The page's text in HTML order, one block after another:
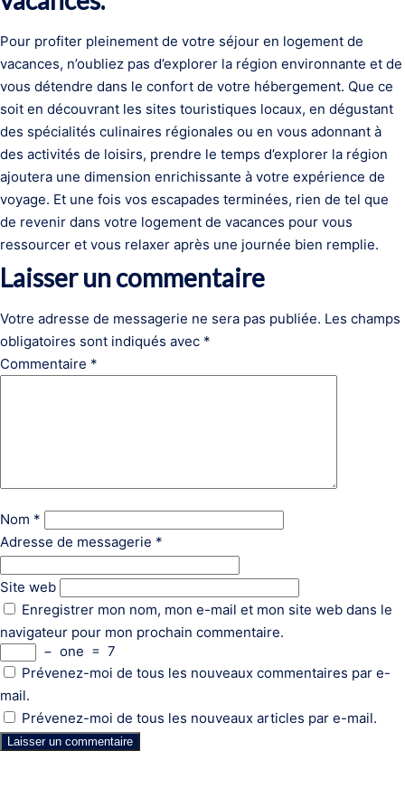
Pour profiter pleinement de votre séjour en logement de
vacances, n’oubliez pas d’explorer la région environnante et de
vous détendre dans le confort de votre hébergement. Que ce
soit en découvrant les sites touristiques locaux, en dégustant
des spécialités culinaires régionales ou en vous adonnant à
des activités de loisirs, prendre le temps d’explorer la région
ajoutera une dimension enrichissante à votre expérience de
voyage. Et une fois vos escapades terminées, rien de tel que
de revenir dans votre logement de vacances pour vous
ressourcer et vous relaxer après une journée bien remplie.
Laisser un commentaire
Votre adresse de messagerie ne sera pas publiée. Les champs
obligatoires sont indiqués avec *
Commentaire *
Nom *
Adresse de messagerie *
Site web
Enregistrer mon nom, mon e-mail et mon site web dans le
navigateur pour mon prochain commentaire.
− one = 7
Prévenez-moi de tous les nouveaux commentaires par e-
mail.
Prévenez-moi de tous les nouveaux articles par e-mail.